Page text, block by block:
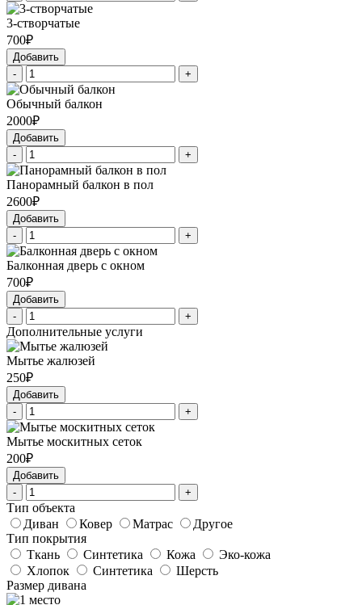
3-створчатые
700₽
Добавить
-
+
Обычный балкон
2000₽
Добавить
-
+
Панорамный балкон в пол
2600₽
Добавить
-
+
Балконная дверь с окном
700₽
Добавить
-
+
Дополнительные услуги
Мытье жалюзей
250₽
Добавить
-
+
Мытье москитных сеток
200₽
Добавить
-
+
Тип объекта
Диван
Ковер Матрас
Другое
Тип покрытия
Ткань
Синтетика Кожа
Эко-кожа
Хлопок
Синтетика
Шерсть
Размер дивана